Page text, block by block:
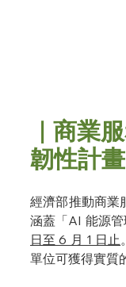
｜商業
韌性計
經濟部推動商業
涵蓋「AI 能源管
日至 6 月 1 日止
單位可獲得實質